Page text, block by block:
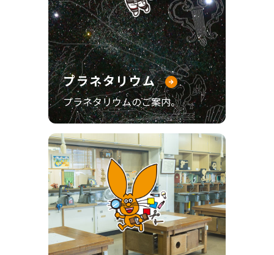
プラネタリウム
プラネタリウムのご案内。